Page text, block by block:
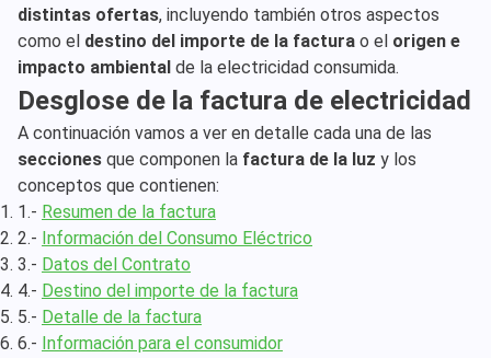
distintas ofertas, incluyendo también otros aspectos
como el destino del importe de la factura o el origen e
impacto ambiental de la electricidad consumida.
Desglose de la factura de electricidad
A continuación vamos a ver en detalle cada una de las
secciones que componen la factura de la luz y los
conceptos que contienen:
1.- Resumen de la factura
2.- Información del Consumo Eléctrico
3.- Datos del Contrato
4.- Destino del importe de la factura
5.- Detalle de la factura
6.- Información para el consumidor